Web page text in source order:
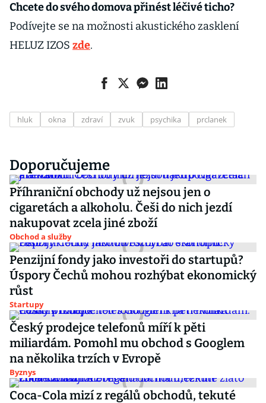
Chcete do svého domova přinést léčivé ticho?
Podívejte se na možnosti akustického zasklení
HELUZ IZOS zde.
hluk okna zdraví zvuk psychika prclanek
Doporučujeme
Příhraniční obchody už nejsou jen o
cigaretách a alkoholu. Češi do nich jezdí
nakupovat zcela jiné zboží
Obchod a služby
Penzijní fondy jako investoři do startupů?
Úspory Čechů mohou rozhýbat ekonomický
růst
Startupy
Český prodejce telefonů míří k pěti
miliardám. Pomohl mu obchod s Googlem
na několika trzích v Evropě
Byznys
Coca-Cola mizí z regálů obchodů, tekuté